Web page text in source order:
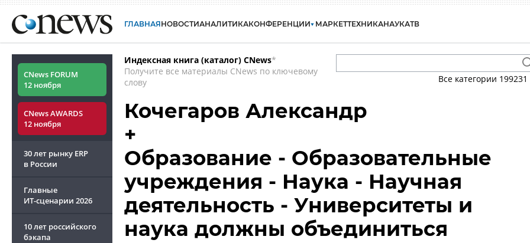
ГЛАВНАЯНОВОСТИАНАЛИТИКАКОНФЕРЕНЦИИ МАРКЕТТЕХНИКАНАУКАТВ
CNews FORUM
12 ноября
CNews AWARDS
12 ноября
30 лет рынку ERP
в России
Главные
ИТ-сценарии 2026
10 лет российского
бэкапа
Индексная книга (каталог) CNews*
Получите все материалы CNews по ключевому
слову
Все категории 199231
Кочегаров Александр
+
Образование - Образовательные
учреждения - Наука - Научная
деятельность - Университеты и
наука должны объединиться